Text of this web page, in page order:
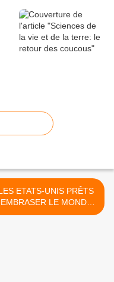
ETATS-UNIS PRÊTS
LE MONDE !
*ET MACRON RISQUE